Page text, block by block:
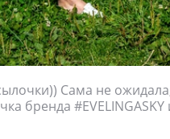
Сама не
бренда #EVELINGASKY